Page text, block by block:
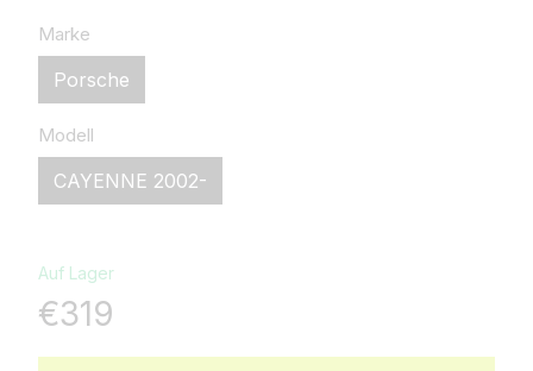
Marke
Porsche
Modell
CAYENNE 2002-
Auf Lager
€319